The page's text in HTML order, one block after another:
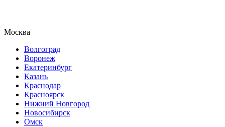
Москва
Волгоград
Воронеж
Екатеринбург
Казань
Краснодар
Красноярск
Нижний Новгород
Новосибирск
Омск